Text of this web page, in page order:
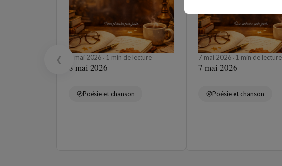
❮ 8 mai 2026 1 min de lecture
8 mai 2026
Poésie et chanson
7 mai 2026 1 min de lecture
7 mai 2026
Poésie et chanson